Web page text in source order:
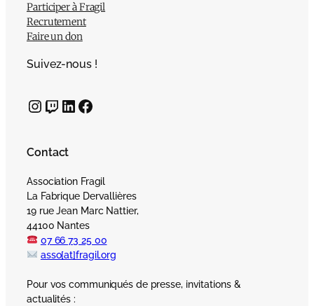
Participer à Fragil
Recrutement
Faire un don
Suivez-nous !
InstagramTwitch LinkedIn Facebook
Contact
Association Fragil
La Fabrique Dervallières
19 rue Jean Marc Nattier,
44100 Nantes
07 66 73 25 00
asso[at]fragil.org
Pour vos communiqués de presse, invitations &
actualités :